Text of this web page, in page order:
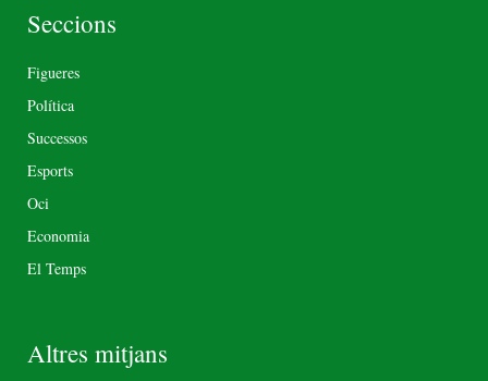
Seccions
Figueres
Política
Successos
Esports
Oci
Economia
El Temps
Altres mitjans